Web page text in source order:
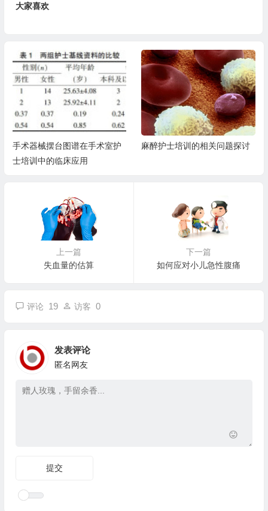
大家喜欢
手术器械摆台图谱在手术室护
士培训中的临床应用
麻醉护士培训的相关问题探讨
上一篇
失血量的估算
下一篇
如何应对小儿急性腹痛
评论 19 访客 0
发表评论
匿名网友